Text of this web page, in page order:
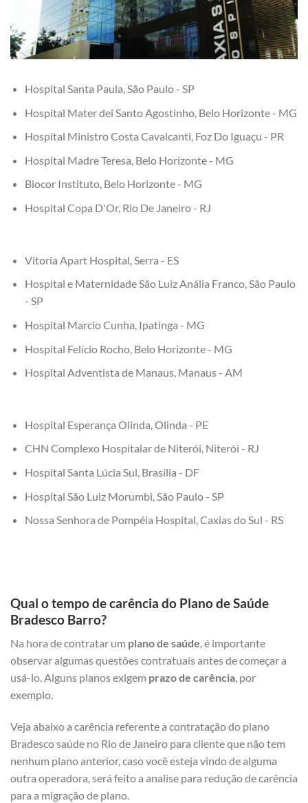
Hospital Santa Paula, São Paulo - SP
Hospital Mater dei Santo Agostinho, Belo Horizonte - MG
Hospital Ministro Costa Cavalcanti, Foz Do Iguaçu - PR
Hospital Madre Teresa, Belo Horizonte - MG
Biocor Instituto, Belo Horizonte - MG
Hospital Copa D'Or, Rio De Janeiro - RJ
Vitoria Apart Hospital, Serra - ES
Hospital e Maternidade São Luiz Anália Franco, São Paulo
- SP
Hospital Marcio Cunha, Ipatinga - MG
Hospital Felício Rocho, Belo Horizonte - MG
Hospital Adventista de Manaus, Manaus - AM
Hospital Esperança Olinda, Olinda - PE
CHN Complexo Hospitalar de Niterói, Niterói - RJ
Hospital Santa Lúcia Sul, Brasília - DF
Hospital São Luiz Morumbi, São Paulo - SP
Nossa Senhora de Pompéia Hospital, Caxias do Sul - RS
Qual o tempo de carência do Plano de Saúde
Bradesco Barro?
Na hora de contratar um plano de saúde, é importante
observar algumas questões contratuais antes de começar a
usá-lo. Alguns planos exigem prazo de carência, por
exemplo.
Veja abaixo a carência referente a contratação do plano
Bradesco saúde no Rio de Janeiro para cliente que não tem
nenhum plano anterior, caso você esteja vindo de alguma
outra operadora, será feito a analise para redução de carência
para a migração de plano.